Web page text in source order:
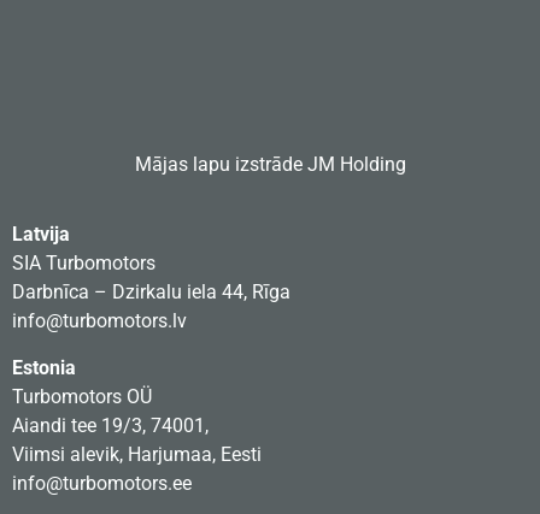
Mājas lapu izstrādeJM Holding
Latvija
SIA Turbomotors
Darbnīca – Dzirkalu iela 44, Rīga
info@turbomotors.lv
Estonia
Turbomotors OÜ
Aiandi tee 19/3, 74001,
Viimsi alevik, Harjumaa, Eesti
info@turbomotors.ee